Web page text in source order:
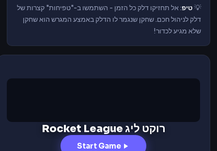
💡 טיפ: אל תחזיקו דלק כל הזמן - השתמשו ב-"טפיחות" קצרות של
דלק לניהול חכם. שחקן שנגמר לו הדלק באמצע המגרש הוא שחקן
שלא מגיע לכדור!
רוקט ליג Rocket League
Start Game